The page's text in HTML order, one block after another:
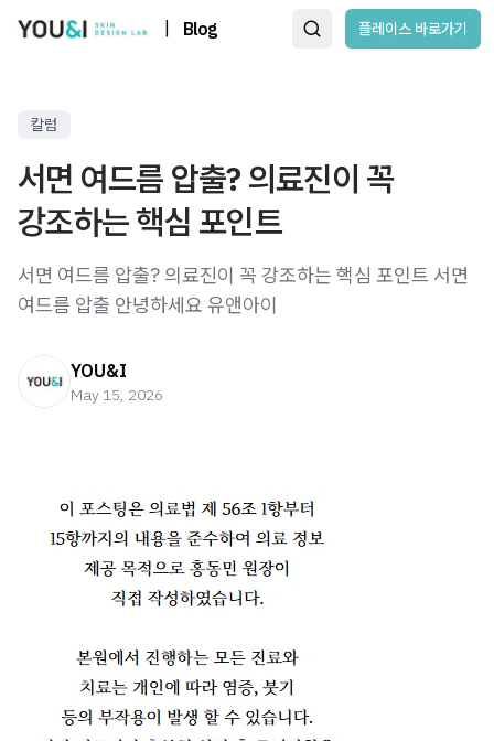
Blog 플레이스 바로가기
칼럼
서면 여드름 압출? 의료진이 꼭
강조하는 핵심 포인트
서면 여드름 압출? 의료진이 꼭 강조하는 핵심 포인트 서면
여드름 압출 안녕하세요 유앤아이
YOU&I
May 15, 2026